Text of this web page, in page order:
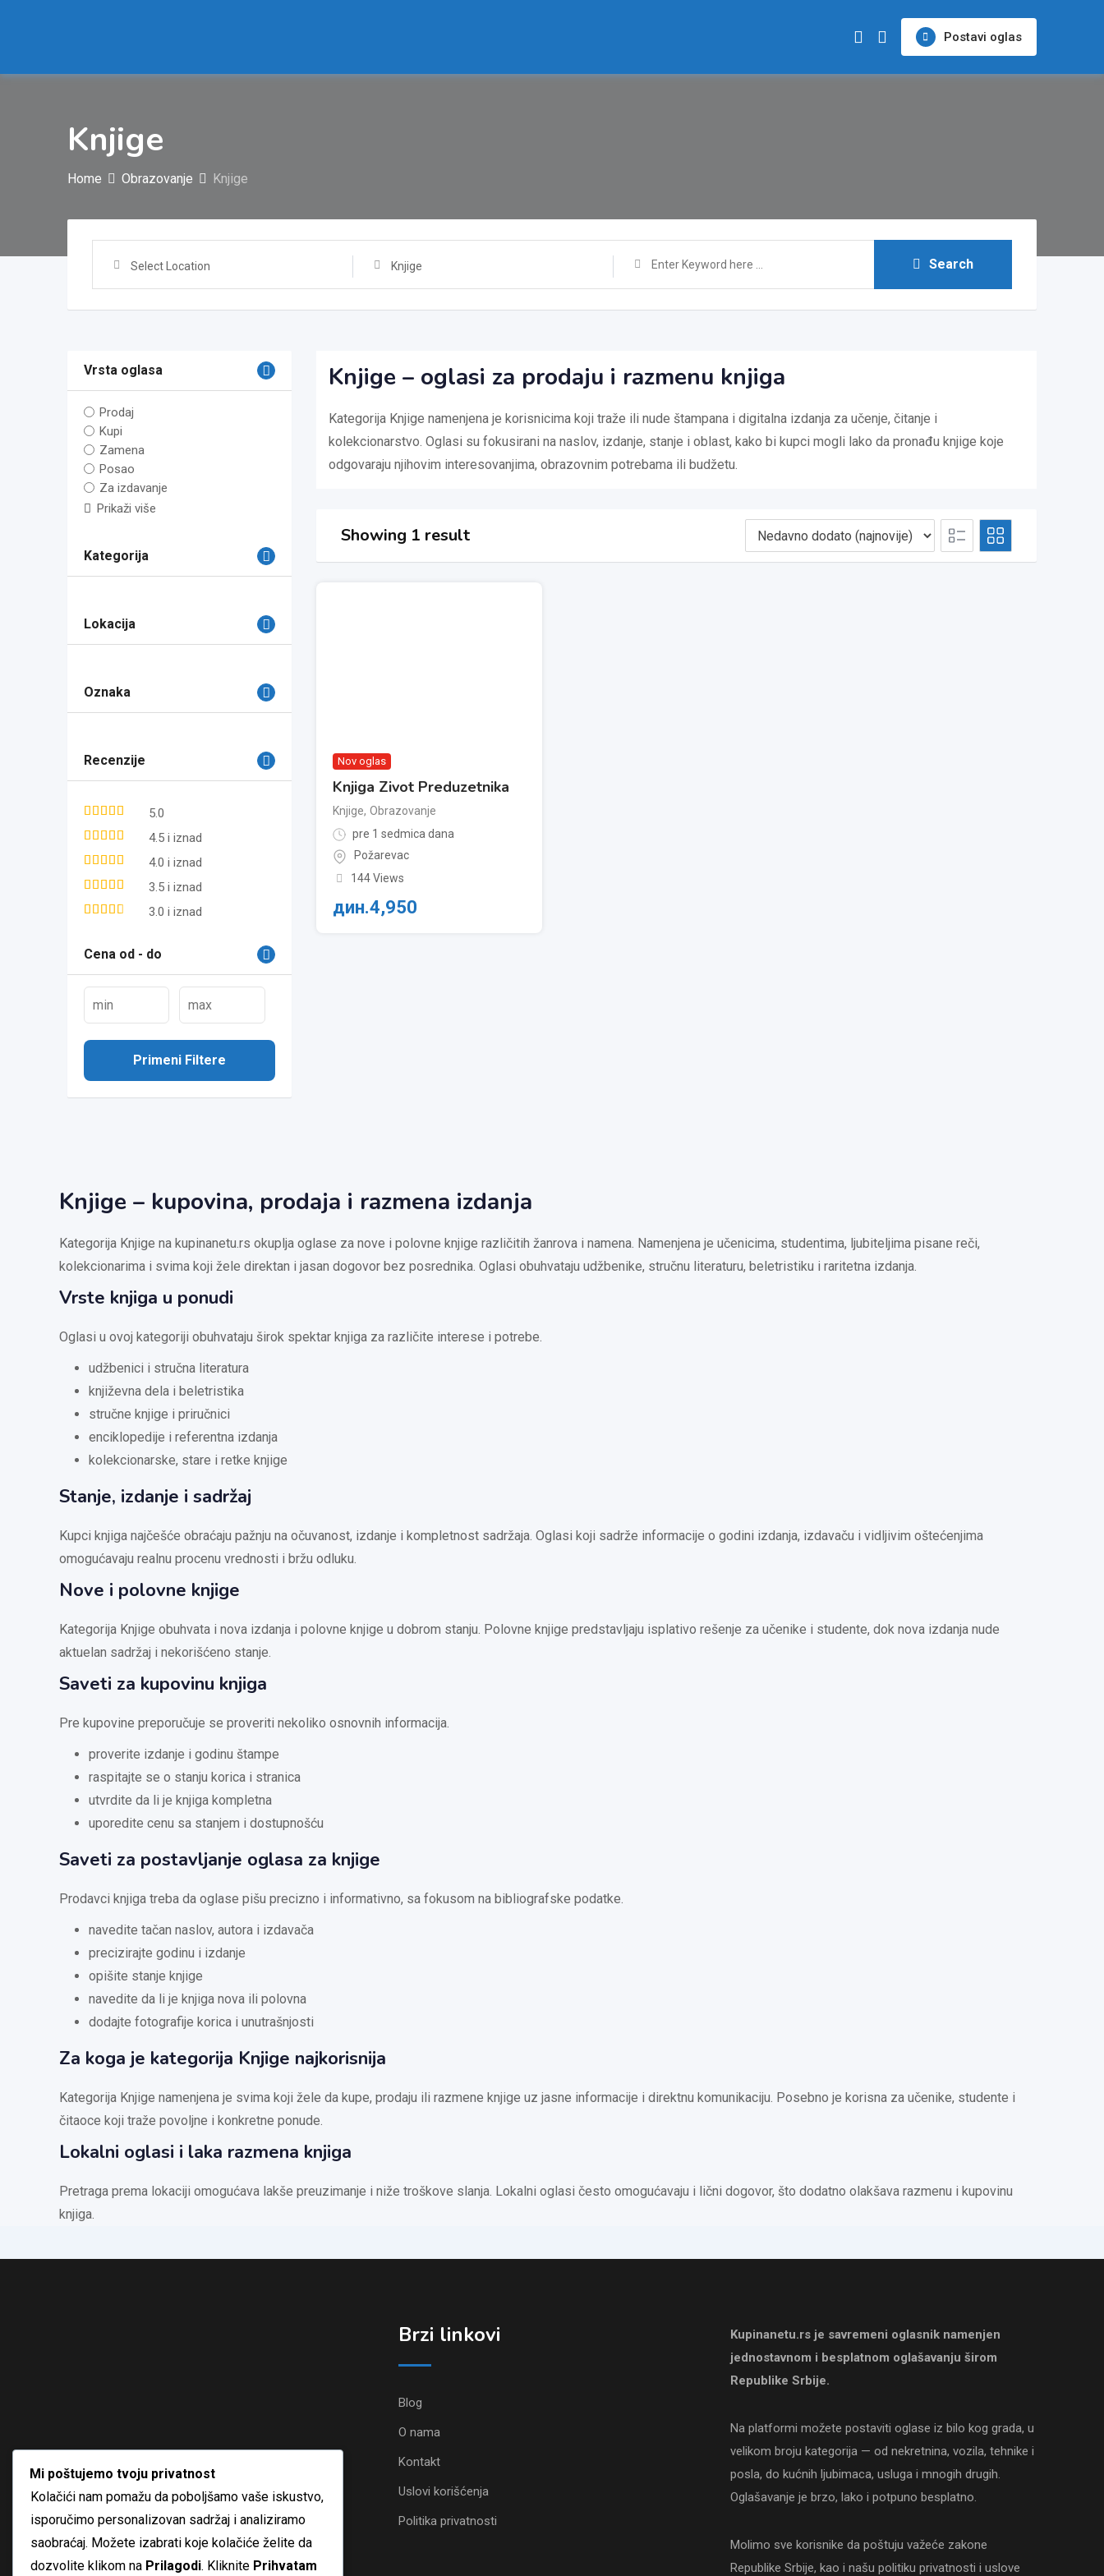
Postavi oglas
Knjige
Home Obrazovanje Knjige
Select Location Knjige Search
Vrsta oglasa
Prodaj
Kupi
Zamena
Posao
Za izdavanje
Prikaži više
Kategorija
Lokacija
Oznaka
Recenzije
5.0
4.5 i iznad
4.0 i iznad
3.5 i iznad
3.0 i iznad
Cena od - do
Primeni Filtere
Knjige – oglasi za prodaju i razmenu knjiga
Kategorija Knjige namenjena je korisnicima koji traže ili nude štampana i digitalna izdanja za učenje, čitanje i
kolekcionarstvo. Oglasi su fokusirani na naslov, izdanje, stanje i oblast, kako bi kupci mogli lako da pronađu knjige koje
odgovaraju njihovim interesovanjima, obrazovnim potrebama ili budžetu.
Showing 1 result
Nov oglas
Knjiga Zivot Preduzetnika
Knjige, Obrazovanje
pre 1 sedmica dana
Požarevac
144 Views
дин.4,950
Knjige – kupovina, prodaja i razmena izdanja
Kategorija Knjige na kupinanetu.rs okuplja oglase za nove i polovne knjige različitih žanrova i namena. Namenjena je učenicima, studentima, ljubiteljima pisane reči,
kolekcionarima i svima koji žele direktan i jasan dogovor bez posrednika. Oglasi obuhvataju udžbenike, stručnu literaturu, beletristiku i raritetna izdanja.
Vrste knjiga u ponudi
Oglasi u ovoj kategoriji obuhvataju širok spektar knjiga za različite interese i potrebe.
udžbenici i stručna literatura
književna dela i beletristika
stručne knjige i priručnici
enciklopedije i referentna izdanja
kolekcionarske, stare i retke knjige
Stanje, izdanje i sadržaj
Kupci knjiga najčešće obraćaju pažnju na očuvanost, izdanje i kompletnost sadržaja. Oglasi koji sadrže informacije o godini izdanja, izdavaču i vidljivim oštećenjima
omogućavaju realnu procenu vrednosti i bržu odluku.
Nove i polovne knjige
Kategorija Knjige obuhvata i nova izdanja i polovne knjige u dobrom stanju. Polovne knjige predstavljaju isplativo rešenje za učenike i studente, dok nova izdanja nude
aktuelan sadržaj i nekorišćeno stanje.
Saveti za kupovinu knjiga
Pre kupovine preporučuje se proveriti nekoliko osnovnih informacija.
proverite izdanje i godinu štampe
raspitajte se o stanju korica i stranica
utvrdite da li je knjiga kompletna
uporedite cenu sa stanjem i dostupnošću
Saveti za postavljanje oglasa za knjige
Prodavci knjiga treba da oglase pišu precizno i informativno, sa fokusom na bibliografske podatke.
navedite tačan naslov, autora i izdavača
precizirajte godinu i izdanje
opišite stanje knjige
navedite da li je knjiga nova ili polovna
dodajte fotografije korica i unutrašnjosti
Za koga je kategorija Knjige najkorisnija
Kategorija Knjige namenjena je svima koji žele da kupe, prodaju ili razmene knjige uz jasne informacije i direktnu komunikaciju. Posebno je korisna za učenike, studente i
čitaoce koji traže povoljne i konkretne ponude.
Lokalni oglasi i laka razmena knjiga
Pretraga prema lokaciji omogućava lakše preuzimanje i niže troškove slanja. Lokalni oglasi često omogućavaju i lični dogovor, što dodatno olakšava razmenu i kupovinu
knjiga.
Brzi linkovi
Blog
O nama
Kontakt
Uslovi korišćenja
Politika privatnosti
Kupinanetu.rs je savremeni oglasnik namenjen
jednostavnom i besplatnom oglašavanju širom
Republike Srbije.
Na platformi možete postaviti oglase iz bilo kog grada, u
velikom broju kategorija — od nekretnina, vozila, tehnike i
posla, do kućnih ljubimaca, usluga i mnogih drugih.
Oglašavanje je brzo, lako i potpuno besplatno.
Molimo sve korisnike da poštuju važeće zakone
Republike Srbije, kao i našu politiku privatnosti i uslove
Mi poštujemo tvoju privatnost
Kolačići nam pomažu da poboljšamo vaše iskustvo,
isporučimo personalizovan sadržaj i analiziramo
saobraćaj. Možete izabrati koje kolačiće želite da
dozvolite klikom na Prilagodi. Kliknite Prihvatam